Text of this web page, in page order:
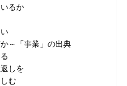
るか
～「事業」の出典
しを
む